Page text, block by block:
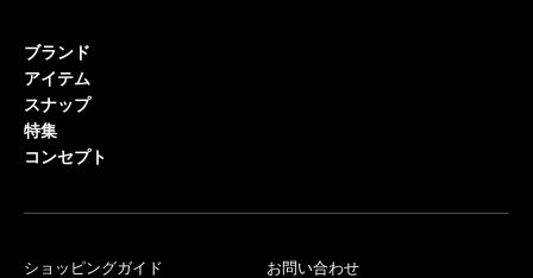
ブランド
アイテム
スナップ
特集
コンセプト
ショッピングガイド お問い合わせ